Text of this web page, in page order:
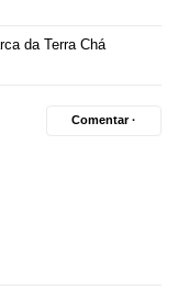
da Terra Chá
Comentar ·